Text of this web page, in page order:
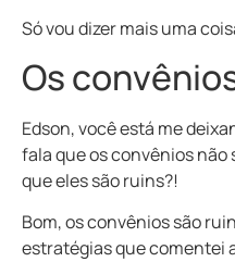
Só vou dizer mais uma
Os
Edson, você está me
fala que os convêniosnão
queeles são ruins?!
Bom, os convênios são
estratégias que comentei